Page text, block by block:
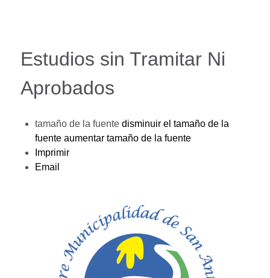
Estudios sin Tramitar Ni
Aprobados
tamaño de la fuente disminuir el tamaño de la
fuente aumentar tamaño de la fuente
Imprimir
Email